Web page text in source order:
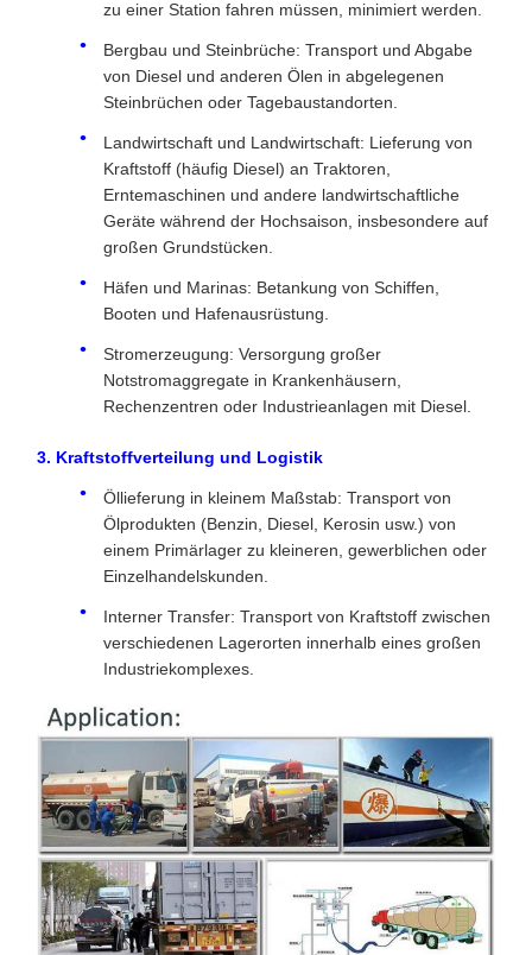
zu einer Station fahren müssen, minimiert werden.
Bergbau und Steinbrüche: Transport und Abgabe
von Diesel und anderen Ölen in abgelegenen
Steinbrüchen oder Tagebaustandorten.
Landwirtschaft und Landwirtschaft: Lieferung von
Kraftstoff (häufig Diesel) an Traktoren,
Erntemaschinen und andere landwirtschaftliche
Geräte während der Hochsaison, insbesondere auf
großen Grundstücken.
Häfen und Marinas: Betankung von Schiffen,
Booten und Hafenausrüstung.
Stromerzeugung: Versorgung großer
Notstromaggregate in Krankenhäusern,
Rechenzentren oder Industrieanlagen mit Diesel.
3. Kraftstoffverteilung und Logistik
Öllieferung in kleinem Maßstab: Transport von
Ölprodukten (Benzin, Diesel, Kerosin usw.) von
einem Primärlager zu kleineren, gewerblichen oder
Einzelhandelskunden.
Interner Transfer: Transport von Kraftstoff zwischen
verschiedenen Lagerorten innerhalb eines großen
Industriekomplexes.